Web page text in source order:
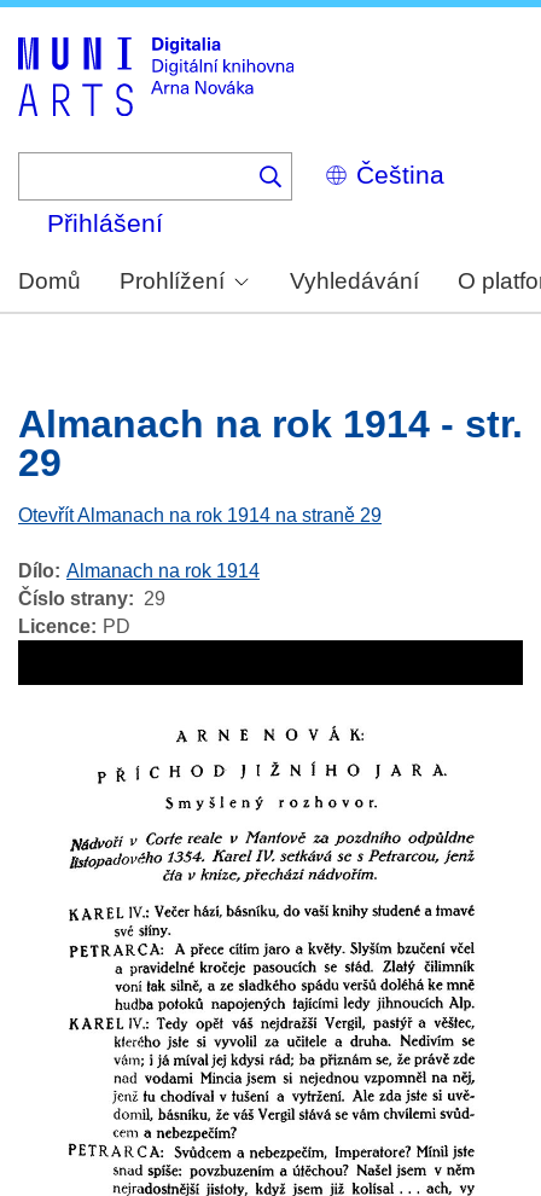
Select
your
Přihlášení
Domů Prohlížení Vyhledávání O
Almanach na rok 1914 - str.
29
Otevřít Almanach na rok 1914 na straně 29
Dílo Almanach na rok 1914
Číslo strany
29
Licence
PD